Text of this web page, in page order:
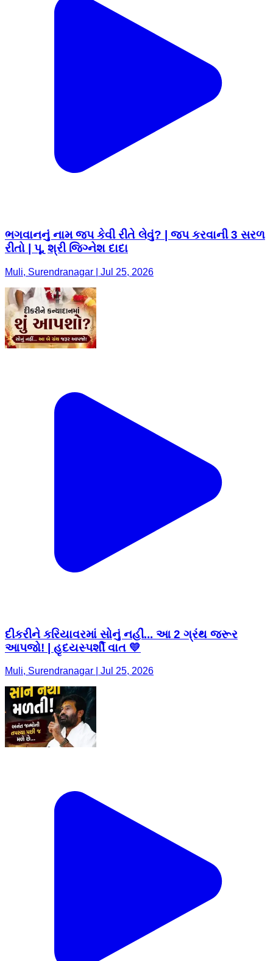
ભગવાનનું નામ જપ કેવી રીતે લેવું? | જપ કરવાની 3 સરળ
રીતો | પૂ. શ્રી જિગ્નેશ દાદા
Muli, Surendranagar | Jul 25, 2026
દીકરીને કરિયાવરમાં સોનું નહીં... આ 2 ગ્રંથ જરૂર
આપજો! | હૃદયસ્પર્શી વાત 💛
Muli, Surendranagar | Jul 25, 2026